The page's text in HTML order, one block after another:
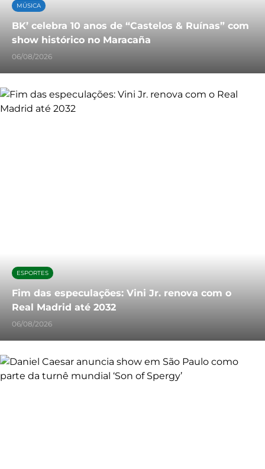
MÚSICA
BK’ celebra 10 anos de “Castelos & Ruínas” com
show histórico no Maracaña
06/08/2026
ESPORTES
Fim das especulações: Vini Jr. renova com o
Real Madrid até 2032
06/08/2026